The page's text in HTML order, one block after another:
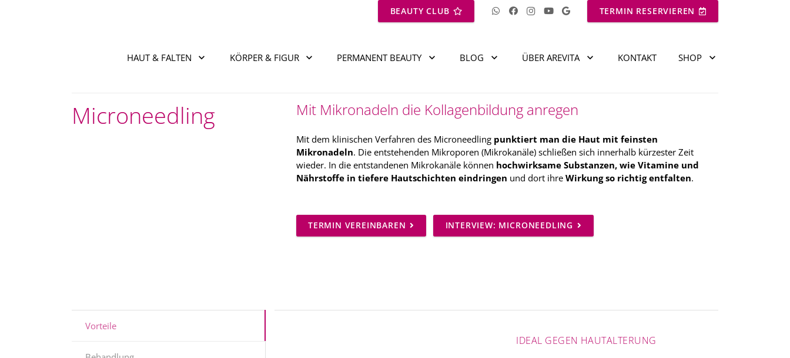
BEAUTY CLUB TERMIN RESERVIEREN
HAUT & FALTEN KÖRPER & FIGUR PERMANENT BEAUTY BLOG ÜBER AREVITA KONTAKT SHOP
Microneedling Mit Mikronadeln die Kollagenbildung anregen
Mit dem klinischen Verfahren des Microneedling punktiert man die Haut mit feinsten
Mikronadeln. Die entstehenden Mikroporen (Mikrokanäle) schließen sich innerhalb kürzester Zeit
wieder. In die entstandenen Mikrokanäle können hochwirksame Substanzen, wie Vitamine und
Nährstoffe in tiefere Hautschichten eindringen und dort ihre Wirkung so richtig entfalten.
TERMIN VEREINBAREN INTERVIEW: MICRONEEDLING
Vorteile
IDEAL GEGEN HAUTALTERUNG